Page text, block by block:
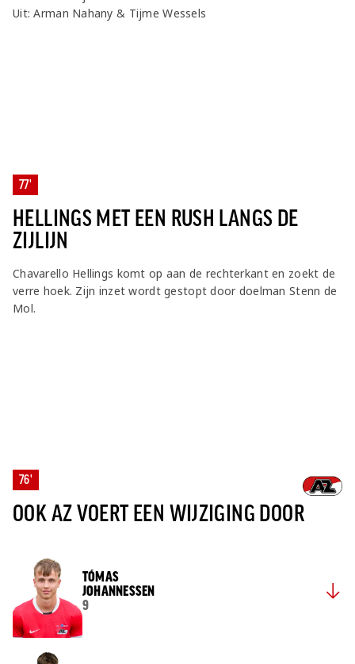
Uit: Arman Nahany & Tijme Wessels
77'
HELLINGS MET EEN RUSH LANGS DE
ZIJLIJN
Chavarello Hellings komt op aan de rechterkant en zoekt de
verre hoek. Zijn inzet wordt gestopt door doelman Stenn de
Mol.
76'
OOK AZ VOERT EEN WIJZIGING DOOR
TÓMAS
JOHANNESSEN
9